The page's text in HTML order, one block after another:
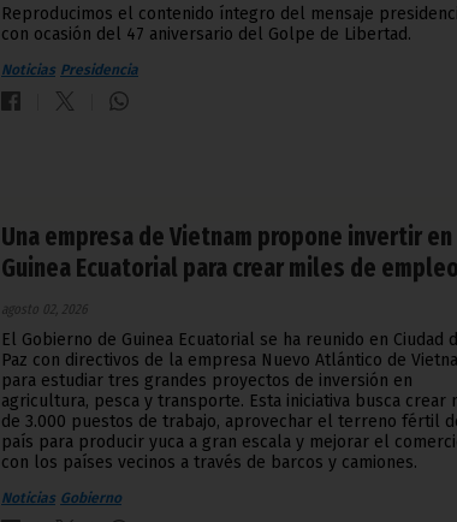
Reproducimos el contenido íntegro del mensaje
con ocasión del 47 aniversario del Golpe de Libertad.
Noticias Presidencia
Una empresa de Vietnam propone invertir en
Guinea Ecuatorial para crear miles de
agosto 02, 2026
El Gobierno de Guinea Ecuatorial se ha reunido en Ciudad
Paz con directivos de la empresa Nuevo Atlántico de
para estudiar tres grandes proyectos de inversión en
agricultura, pesca y transporte. Esta iniciativa busca crear
de 3.000 puestos de trabajo, aprovechar el terreno fértil
país para producir yuca a gran escala y mejorar el
con los países vecinos a través de barcos y camiones.
Noticias Gobierno